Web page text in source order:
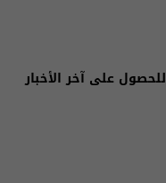
للحصول على آخر الأخبار